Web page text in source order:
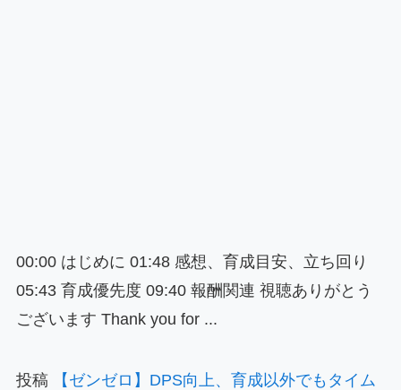
00:00 はじめに 01:48 感想、育成目安、立ち回り
05:43 育成優先度 09:40 報酬関連 視聴ありがとう
ございます Thank you for ...
投稿
【ゼンゼロ】DPS向上、育成以外でもタイム